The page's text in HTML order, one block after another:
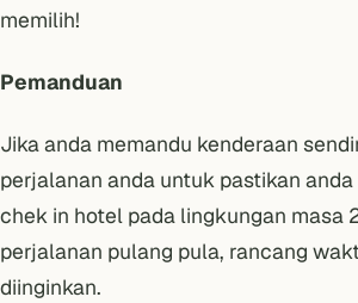
memilih!
Pemanduan
Jika anda memandu kenderaan
perjalanan anda untuk pastikan
chek in hotel pada lingkungan masa
perjalanan pulang pula, rancang
diinginkan.